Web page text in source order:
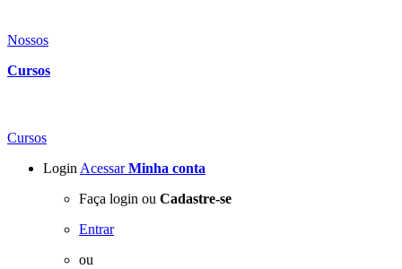
Nossos
Cursos
Cursos
Login Acessar Minha conta
Faça login ou Cadastre-se
Entrar
ou